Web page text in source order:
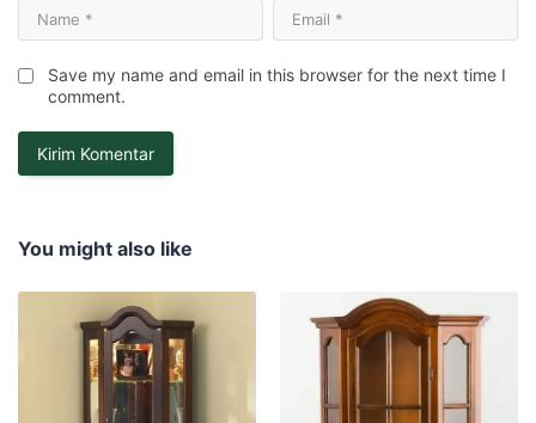
Save my name and email in this browser for the next time I
comment.
You might also like